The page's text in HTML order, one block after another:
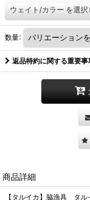
ウェイト/カラー を選
数量:
返品特約に関する重要事
商品詳細
【タルイカ】脇漁具 タ